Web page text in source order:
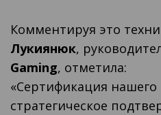
Комментируя это
Лукиянюк,
Gaming, отметила:
«Сертификация
стратегическое